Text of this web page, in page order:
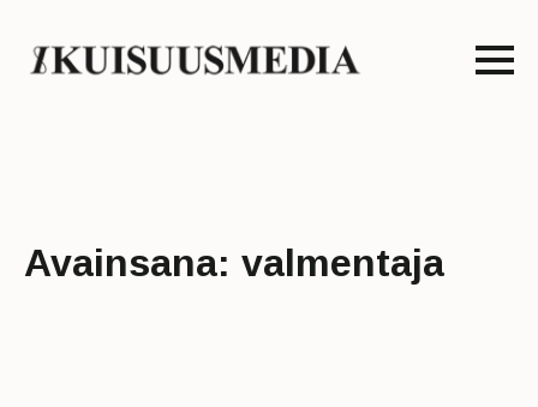
Avainsana: valmentaja